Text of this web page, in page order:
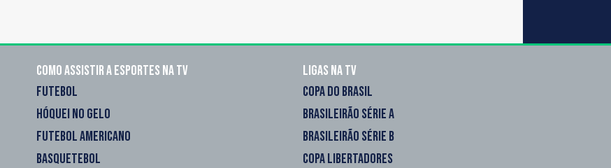
Como assistir a esportes na TV
FUTEBOL
HÓQUEI NO GELO
FUTEBOL AMERICANO
BASQUETEBOL
Ligas na TV
COPA DO BRASIL
BRASILEIRÃO SÉRIE A
BRASILEIRÃO SÉRIE B
COPA LIBERTADORES